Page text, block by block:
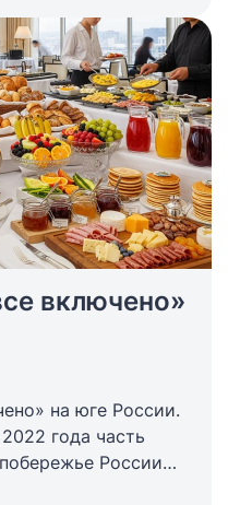
включено»
на юге России.
года часть
России